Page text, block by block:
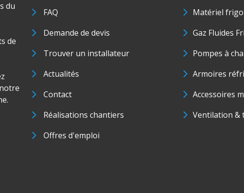
du
de
FAQ
Demande de devis
Trouver un installateur
Actualités
Contact
Réalisations chantiers
Offres d'emploi
Matériel
Gaz Fluides
Pompes à
Armoires
Accessoires
Ventilation &